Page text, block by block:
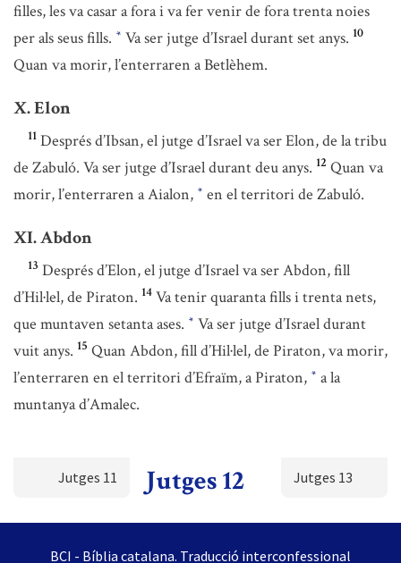
filles, les va casar a fora i va fer venir de fora trenta noies
per als seus fills. * Va ser jutge d’Israel durant set anys. 10
Quan va morir, l’enterraren a Betlèhem.
X. Elon
11 Després d’Ibsan, el jutge d’Israel va ser Elon, de la tribu
de Zabuló. Va ser jutge d’Israel durant deu anys. 12 Quan va
morir, l’enterraren a Aialon, * en el territori de Zabuló.
XI. Abdon
13 Després d’Elon, el jutge d’Israel va ser Abdon, fill
d’Hil·lel, de Piraton. 14 Va tenir quaranta fills i trenta nets,
que muntaven setanta ases. * Va ser jutge d’Israel durant
vuit anys. 15 Quan Abdon, fill d’Hil·lel, de Piraton, va morir,
l’enterraren en el territori d’Efraïm, a Piraton, * a la
muntanya d’Amalec.
Jutges 11 Jutges 12 Jutges 13
BCI - Bíblia catalana. Traducció interconfessional